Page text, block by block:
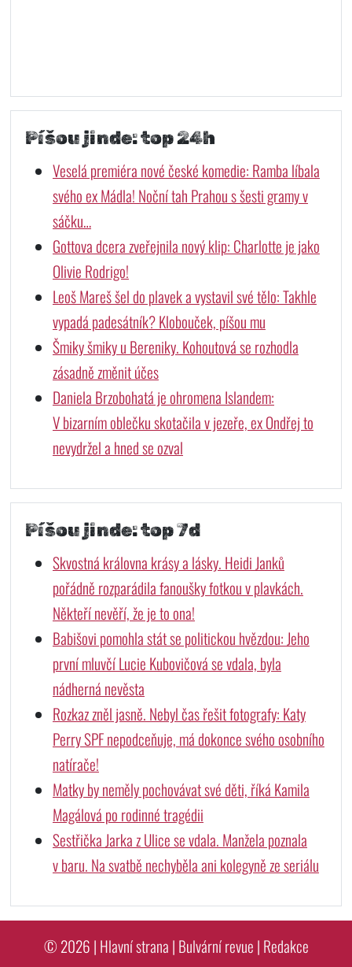
Píšou jinde: top 24h
Veselá premiéra nové české komedie: Ramba líbala
svého ex Mádla! Noční tah Prahou s šesti gramy v
sáčku…
Gottova dcera zveřejnila nový klip: Charlotte je jako
Olivie Rodrigo!
Leoš Mareš šel do plavek a vystavil své tělo: Takhle
vypadá padesátník? Klobouček, píšou mu
Šmiky šmiky u Bereniky. Kohoutová se rozhodla
zásadně změnit účes
Daniela Brzobohatá je ohromena Islandem:
V bizarním oblečku skotačila v jezeře, ex Ondřej to
nevydržel a hned se ozval
Píšou jinde: top 7d
Skvostná královna krásy a lásky. Heidi Janků
pořádně rozparádila fanoušky fotkou v plavkách.
Někteří nevěří, že je to ona!
Babišovi pomohla stát se politickou hvězdou: Jeho
první mluvčí Lucie Kubovičová se vdala, byla
nádherná nevěsta
Rozkaz zněl jasně. Nebyl čas řešit fotografy: Katy
Perry SPF nepodceňuje, má dokonce svého osobního
natírače!
Matky by neměly pochovávat své děti, říká Kamila
Magálová po rodinné tragédii
Sestřička Jarka z Ulice se vdala. Manžela poznala
v baru. Na svatbě nechyběla ani kolegyně ze seriálu
© 2026 | Hlavní strana | Bulvární revue | Redakce